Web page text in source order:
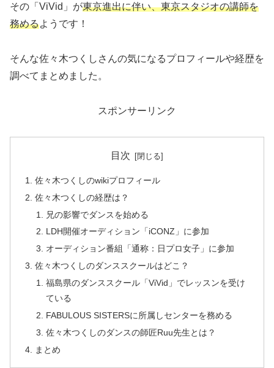
その「ViVid」が東京進出に伴い、東京スタジオの講師を
務めるようです！
そんな佐々木つくしさんの気になるプロフィールや経歴を
調べてまとめました。
スポンサーリンク
目次
佐々木つくしのwikiプロフィール
佐々木つくしの経歴は？
兄の影響でダンスを始める
LDH開催オーディション「iCONZ」に参加
オーディション番組「通称：日プロ女子」に参加
佐々木つくしのダンススクールはどこ？
福島県のダンススクール「ViVid」でレッスンを受け
ている
FABULOUS SISTERSに所属しセンターを務める
佐々木つくしのダンスの師匠Ruu先生とは？
まとめ